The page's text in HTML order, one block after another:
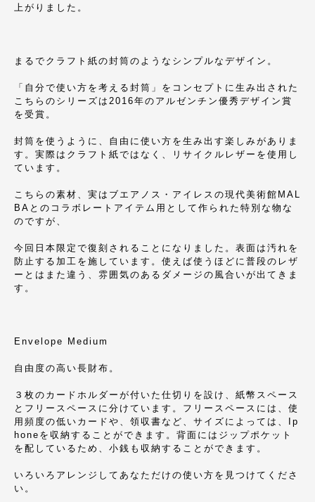
上がりました。
まるでクラフト紙の封筒のようなシンプルなデザイン。
「自分で使い方を考える封筒」をコンセプトに生み出された
こちらのシリーズは2016年のアルゼンチン優秀デザイン賞
を受賞。
封筒を使うように、自由に使い方を生み出す楽しみがありま
す。実際はクラフト紙ではなく、リサイクルレザーを使用し
ています。
こちらの素材、実はブエアノス・アイレスの現代美術館MAL
BAとのコラボレートアイテム用として作られた特別な物な
のですが、
今回日本限定で復刻されることになりました。表面は汚れを
防止する加工を施しています。使えば使うほどに普段のレザ
ーとはまた違う、雰囲気のあるダメージの風合いが出てきま
す。
Envelope Medium
自由度の高い長財布。
３枚のカードホルダーが付いた仕切りを設け、紙幣スペース
とフリースペースに分けています。フリースペースには、使
用頻度の低いカードや、領収書など、サイズによっては、Ip
honeを収納することができます。背面にはジップポケット
を配しているため、小銭も収納することができます。
いろいろアレンジしてあなただけの使い方を見つけてくださ
い。